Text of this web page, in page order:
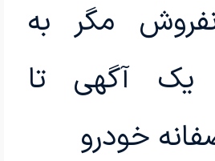
مگر به
آگهی تا
خودرو